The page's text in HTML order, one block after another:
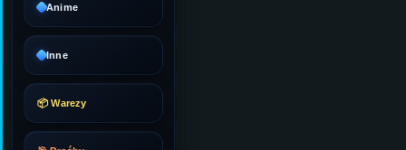
Anime
Inne
📦 Warezy